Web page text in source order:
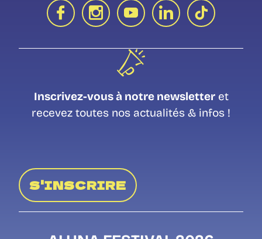
Inscrivez-vous à notre newsletteret
recevez toutes nos actualités & infos !
S'INSCRIRE